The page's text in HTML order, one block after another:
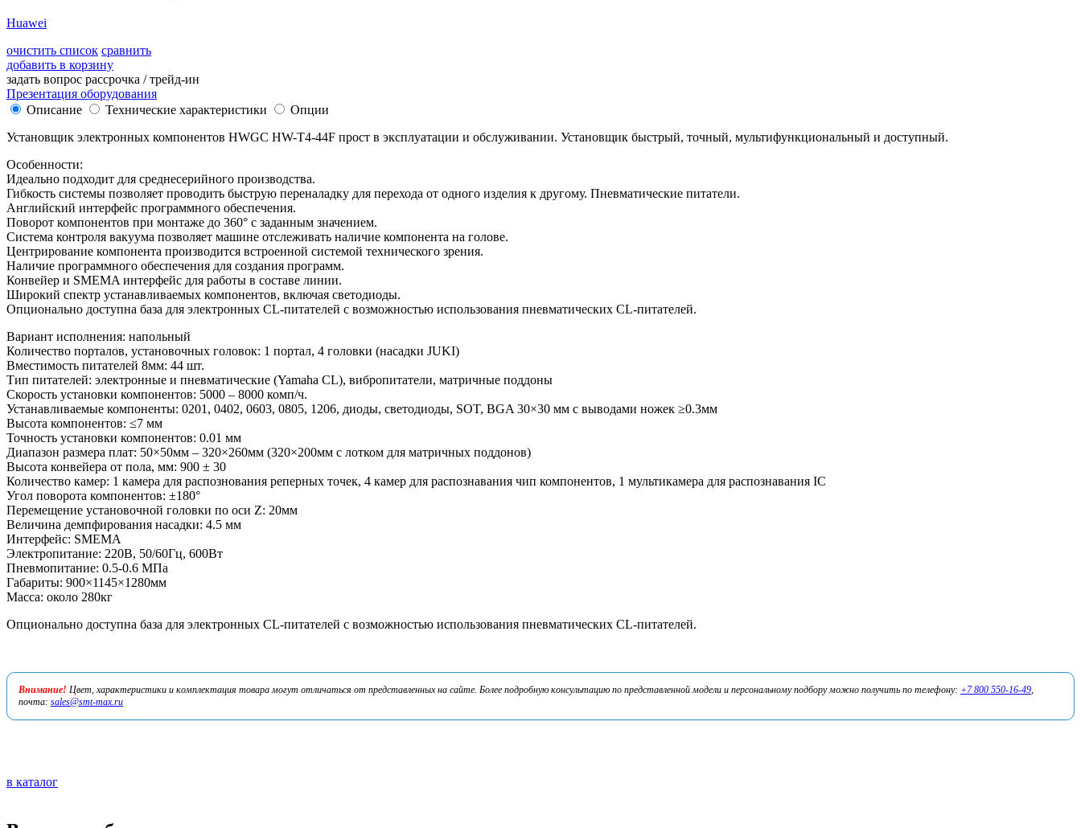
Huawei
очистить список сравнить
добавить в корзину
задать вопрос рассрочка / трейд-ин
Презентация оборудования
Описание
Технические характеристики
Опции
Установщик электронных компонентов HWGC HW-T4-44F прост в эксплуатации и обслуживании. Установщик быстрый, точный, мультифункциональный и доступный.
Особенности:
Идеально подходит для среднесерийного производства.
Гибкость системы позволяет проводить быструю переналадку для перехода от одного изделия к другому. Пневматические питатели.
Английский интерфейс программного обеспечения.
Поворот компонентов при монтаже до 360° с заданным значением.
Система контроля вакуума позволяет машине отслеживать наличие компонента на голове.
Центрирование компонента производится встроенной системой технического зрения.
Наличие программного обеспечения для создания программ.
Конвейер и SMEMA интерфейс для работы в составе линии.
Широкий спектр устанавливаемых компонентов, включая светодиоды.
Опционально доступна база для электронных CL-питателей с возможностью использования пневматических CL-питателей.
Вариант исполнения: напольный
Количество порталов, установочных головок: 1 портал, 4 головки (насадки JUKI)
Вместимость питателей 8мм: 44 шт.
Тип питателей: электронные и пневматические (Yamaha CL), вибропитатели, матричные поддоны
Скорость установки компонентов: 5000 – 8000 комп/ч.
Устанавливаемые компоненты: 0201, 0402, 0603, 0805, 1206, диоды, светодиоды, SOT, BGA 30×30 мм с выводами ножек ≥0.3мм
Высота компонентов: ≤7 мм
Точность установки компонентов: 0.01 мм
Диапазон размера плат: 50×50мм – 320×260мм (320×200мм с лотком для матричных поддонов)
Высота конвейера от пола, мм: 900 ± 30
Количество камер: 1 камера для распознования реперных точек, 4 камер для распознавания чип компонентов, 1 мультикамера для распознавания IC
Угол поворота компонентов: ±180°
Перемещение установочной головки по оси Z: 20мм
Величина демпфирования насадки: 4.5 мм
Интерфейс: SMEMA
Электропитание: 220В, 50/60Гц, 600Вт
Пневмопитание: 0.5-0.6 МПа
Габариты: 900×1145×1280мм
Масса: около 280кг
Опционально доступна база для электронных CL-питателей с возможностью использования пневматических CL-питателей.
Внимание! Цвет, характеристики и комплектация товара могут отличаться от представленных на сайте. Более подробную консультацию по представленной модели и персональному подбору можно получить по телефону: +7 800 550-16-49,
почта: sales@smt-max.ru
в каталог